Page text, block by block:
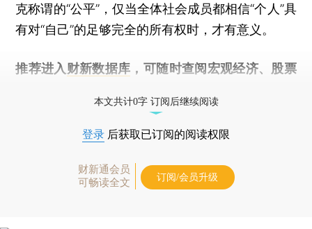
克称谓的“公平”，仅当全体社会成员都相信“个人”具
有对“自己”的足够完全的所有权时，才有意义。
推荐进入 财新数据库 ，可随时查阅宏观经济、股票
本文共计0字 订阅后继续阅读
登录 后获取已订阅的阅读权限
财新通会员
可畅读全文
订阅/会员升级